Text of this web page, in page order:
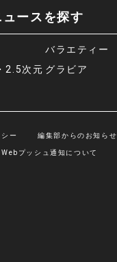
ースを探す
バラエティー
2.5次元 グラビア
ー 編集部からのお知らせ
Webプッシュ通知について